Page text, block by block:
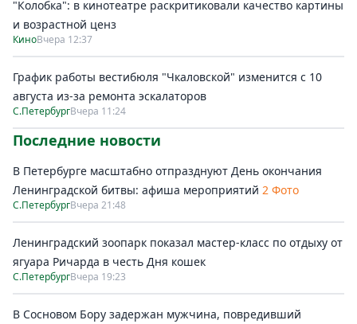
"Колобка": в кинотеатре раскритиковали качество картины
и возрастной ценз
КиноВчера 12:37
График работы вестибюля "Чкаловской" изменится с 10
августа из-за ремонта эскалаторов
С.ПетербургВчера 11:24
Последние новости
В Петербурге масштабно отпразднуют День окончания
Ленинградской битвы: афиша мероприятий 2 Фото
С.ПетербургВчера 21:48
Ленинградский зоопарк показал мастер-класс по отдыху от
ягуара Ричарда в честь Дня кошек
С.ПетербургВчера 19:23
В Сосновом Бору задержан мужчина, повредивший